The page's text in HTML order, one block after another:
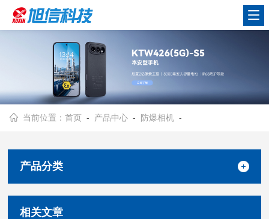
当前位置：首页 - 产品中心 - 防爆相机 -
产品分类
相关文章